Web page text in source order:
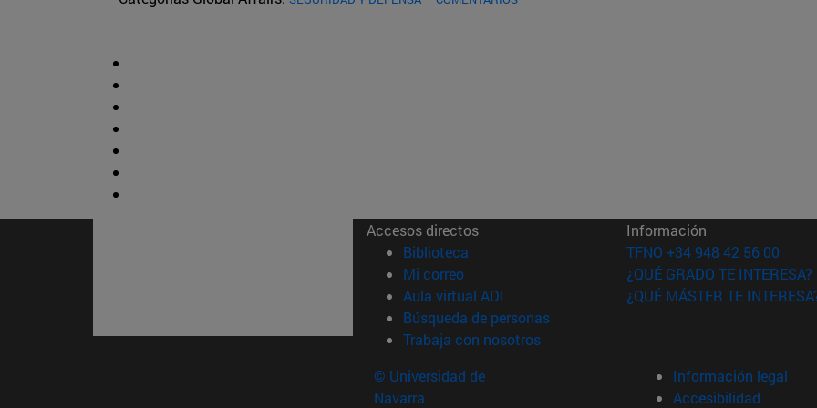
Accesos directos
Biblioteca (abre en nueva ventana)
Mi correo(abre en nueva ventana)
Aula virtual ADI (abre en nueva ventana)
Búsqueda de personas(abre en nueva ventana)
Trabaja con nosotros(abre en nueva ventana)
Información
TFNO +34 948 42 56 00
¿QUÉ GRADO TE INTERESA?
¿QUÉ MÁSTER TE
© Universidad de
Navarra
Información legal
Accesibilidad